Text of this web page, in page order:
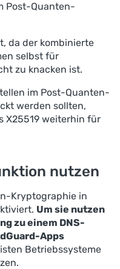
Post-Quanten-
da der kombinierte
selbst für
zu knacken ist.
im Post-Quanten-
werden sollten,
X25519 weiterhin für
nutzen
Kryptographie in
Um sie nutzen
zu einem DNS-
Apps
Betriebssysteme